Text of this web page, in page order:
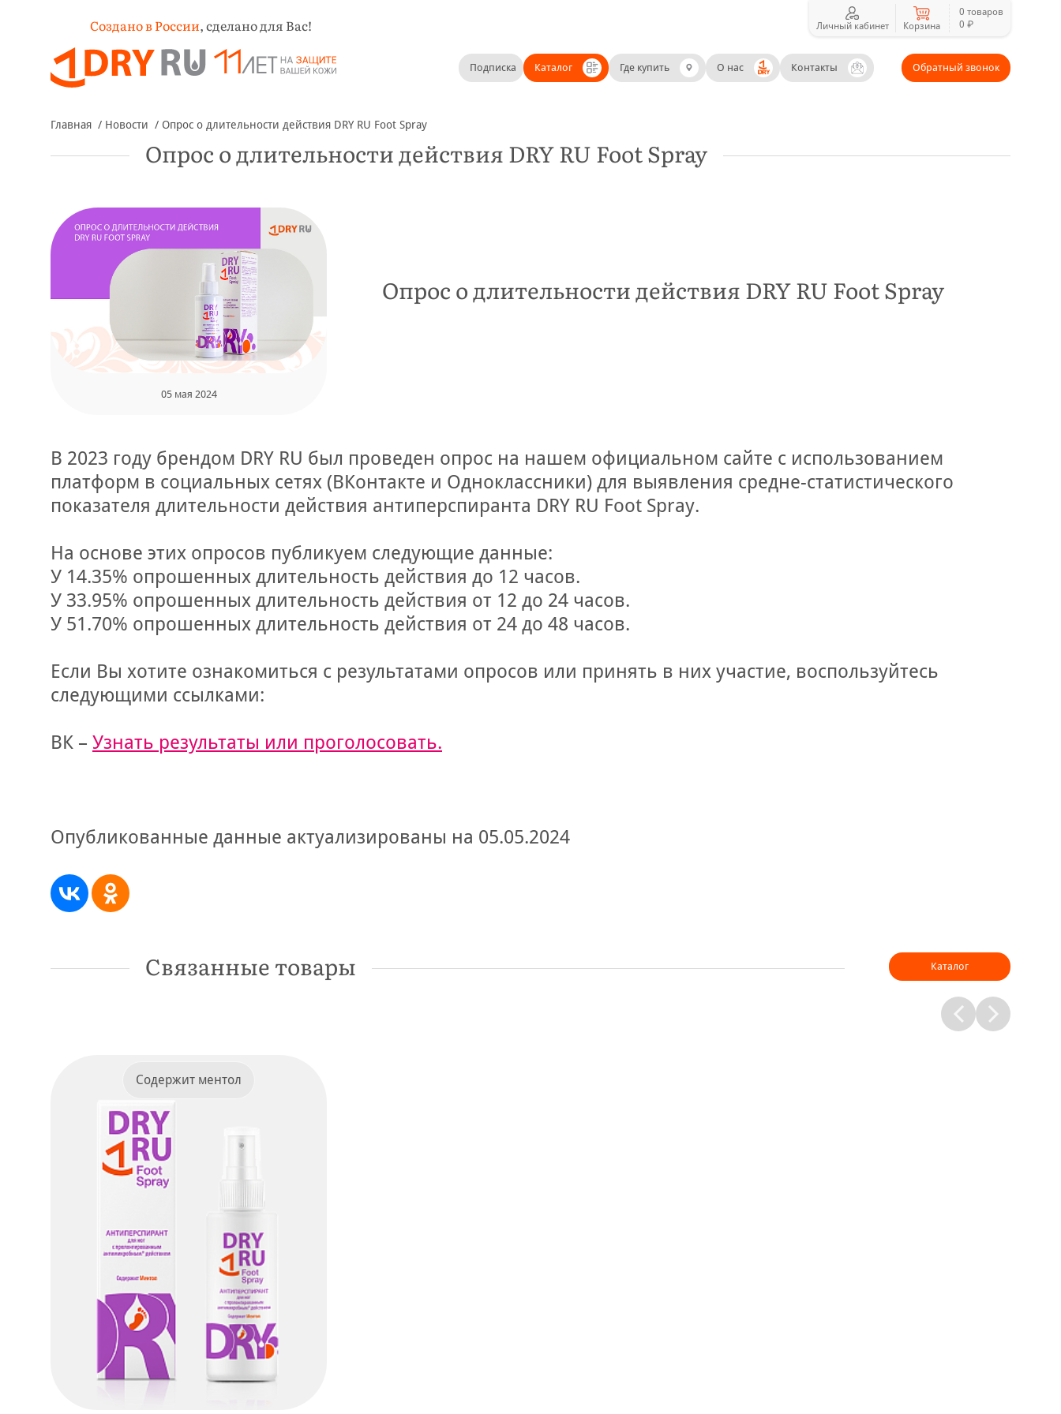
Создано в России,сделано для Вас!
Подписка Каталог Где купить О нас Контакты Обратный звонок
Личный кабинет Корзина
0 товаров
0 ₽
Главная Новости Опрос о длительности действия DRY RU Foot Spray
Опрос о длительности действия DRY RU Foot Spray
05 мая 2024
Опрос о длительности действия DRY RU Foot Spray
В 2023 году брендом DRY RU был проведен опрос на нашем официальном сайте с использованием
платформ в социальных сетях (ВКонтакте и Одноклассники) для выявления средне-статистического
показателя длительности действия антиперспиранта DRY RU Foot Spray.
На основе этих опросов публикуем следующие данные:
У 14.35% опрошенных длительность действия до 12 часов.
У 33.95% опрошенных длительность действия от 12 до 24 часов.
У 51.70% опрошенных длительность действия от 24 до 48 часов.
Если Вы хотите ознакомиться с результатами опросов или принять в них участие, воспользуйтесь
следующими ссылками:
ВК – Узнать результаты или проголосовать.
Опубликованные данные актуализированы на 05.05.2024
Связанные товары Каталог
Содержит ментол